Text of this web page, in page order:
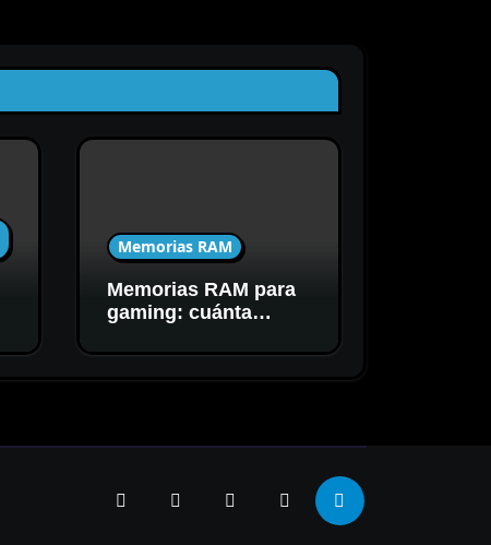
Memorias RAM
Memorias RAM para
gaming: cuánta
velocidad necesitás